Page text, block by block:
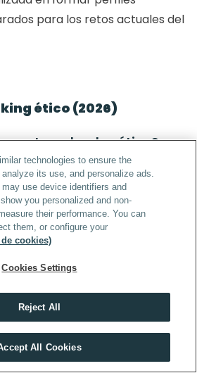
para los retos actuales del
ético (2026)
un hacker ético?
para identificar
redes, aplicaciones o
con autorización y dentro
a un hacker ético?
of Engagement) que
pruebas, límites y permisos.
la seguridad, no vulnerarla.
VER MÁSTERS TECH
technologies to ensure the
its use, and personalize ads.
use device identifiers and
you personalized and non-
their performance. You can
them, or configure your
cookies)
Cookies Settings
Reject All
All Cookies